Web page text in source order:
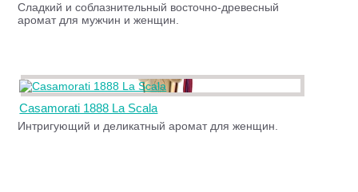
Сладкий и соблазнительный восточно-древесный
аромат для мужчин и женщин.
Casamorati 1888 La Scala
Интригующий и деликатный аромат для женщин.